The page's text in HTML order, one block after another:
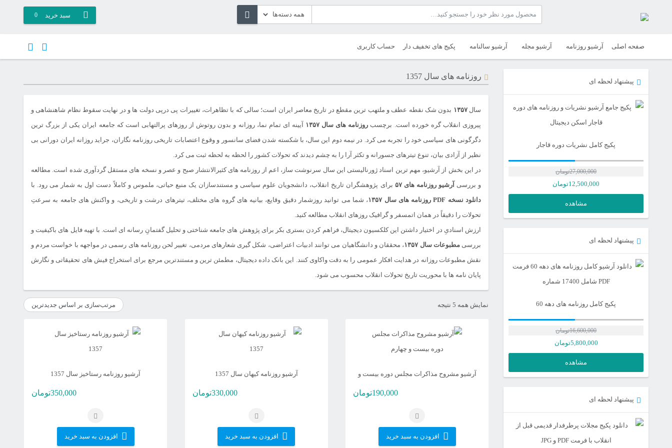
سبد خرید 0
صفحه اصلی آرشیو روزنامه آرشیو مجله آرشیو سالنامه پکیج های تخفیف دار حساب کاربری
روزنامه های سال 1357
سال۱۳۵۷ بدون شک نقطه عطف و ملتهب ترین مقطع در تاریخ معاصر ایران است؛ سالی که با تظاهرات، تغییرات پی درپی دولت ها و در نهایت سقوط نظام شاهنشاهی و
پیروزی انقلاب گره خورده است. برچسب روزنامه های سال ۱۳۵۷
آیینه ای تمام نما، روزانه و بدون روتوش از روزهای پرالتهابی است که جامعه ایران یکی از بزرگ ترین
دگرگونی های سیاسی خود را تجربه می کرد. در نیمه دوم این سال، با شکسته شدن فضای سانسور و وقوع اعتصابات تاریخی روزنامه نگاران، جراید روزانه ایران دورانی بی
نظیر از آزادی بیان، تنوع تیترهای جسورانه و تکثر آرا را به چشم دیدند که تحولات کشور را لحظه به لحظه ثبت می کرد.
در این بخش از آرشیو، مهم ترین اسناد ژورنالیستی این سال سرنوشت ساز، اعم از روزنامه های کثیرالانتشار صبح و عصر و نسخه های مستقل گردآوری شده است. مطالعه
و بررسی آرشیو روزنامه های ۵۷
برای پژوهشگران تاریخ انقلاب، دانشجویان علوم سیاسی و مستندسازان یک منبع حیاتی، ملموس و کاملاً دست اول به شمار می رود. با
دانلود نسخه PDF روزنامه های سال ۱۳۵۷
، شما می توانید روزشمار دقیق وقایع، بیانیه های گروه های مختلف، تیترهای درشت و تاریخی، و واکنش های جامعه به سرعتِ
تحولات را دقیقاً در همان اتمسفر و گرافیک روزهای انقلاب مطالعه کنید.
ارزش اسنادیِ در اختیار داشتن این کلکسیون دیجیتال، فراهم کردن بستری بکر برای پژوهش های جامعه شناختی و تحلیل گفتمانِ رسانه ای است. با تهیه فایل های باکیفیت و
بررسیمطبوعات سال ۱۳۵۷
، محققان و دانشگاهیان می توانند ادبیات اعتراضی، شکل گیری شعارهای مردمی، تغییر لحن روزنامه های رسمی در مواجهه با خواست مردم و
نقش مطبوعات روزانه در هدایت افکار عمومی را به دقت واکاوی کنند. این بانک داده دیجیتال، مطمئن ترین و مستندترین مرجع برای استخراج فیش های تحقیقاتی و نگارش
پایان نامه ها با محوریت تاریخ تحولات انقلاب محسوب می شود.
نمایش همه 5 نتیجه
اساس
جدیدترین
آرشیو مشروح مذاکرات مجلس دوره بیست و
190,000تومان
افزودن به سبد خرید
آرشیو روزنامه کیهان سال 1357
330,000تومان
افزودن به سبد خرید
آرشیو روزنامه رستاخیز سال 1357
350,000تومان
افزودن به سبد خرید
پیشنهاد لحظه ای
پکیج کامل نشریات دوره قاجار
27,000,000تومان
12,500,000تومان
مشاهده
پیشنهاد لحظه ای
پکیج کامل روزنامه های دهه 60
16,600,000تومان
5,800,000تومان
مشاهده
پیشنهاد لحظه ای